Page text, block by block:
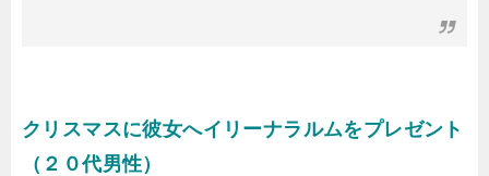
クリスマスに彼女へイリーナラルムをプレゼント
（２０代男性）